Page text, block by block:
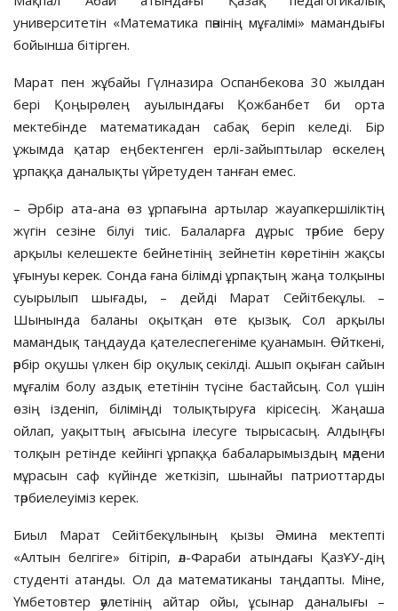
университетін «Математика пәнінің мұғалімі» мамандығы
бойынша бітірген.
Марат пен жұбайы Гүлназира Оспанбекова 30 жылдан
бері Қоңырөлең ауылындағы Қожбанбет би орта
мектебінде математикадан сабақ беріп келеді. Бір
ұжымда қатар еңбектенген ерлі-зайыптылар өскелең
ұрпаққа даналықты үйретуден танған емес.
– Әрбір ата-ана өз ұрпағына артылар жауапкершіліктің
жүгін сезіне білуі тиіс. Балаларға дұрыс тәрбие беру
арқылы келешекте бейнетінің зейнетін көретінін жақсы
ұғынуы керек. Сонда ғана білімді ұрпақтың жаңа толқыны
суырылып шығады, – дейді Марат Сейітбекұлы. –
Шынында баланы оқытқан өте қызық. Сол арқылы
мамандық таңдауда қателеспегеніме қуанамын. Өйткені,
әрбір оқушы үлкен бір оқулық секілді. Ашып оқыған сайын
мұғалім болу аздық ететінін түсіне бастайсың. Сол үшін
өзің ізденіп, біліміңді толықтыруға кірісесің. Жаңаша
ойлап, уақыттың ағысына ілесуге тырысасың. Алдыңғы
толқын ретінде кейінгі ұрпаққа бабаларымыздың мәдени
мұрасын саф күйінде жеткізіп, шынайы патриоттарды
тәрбиелеуіміз керек.
Биыл Марат Сейітбекұлының қызы Әмина мектепті
«Алтын белгіге» бітіріп, әл-Фараби атындағы ҚазҰУ-дің
студенті атанды. Ол да математиканы таңдапты. Міне,
Үмбетовтер әулетінің айтар ойы, ұсынар даналығы –